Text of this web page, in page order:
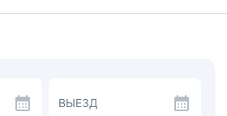
в том числе
парк. Можно посетить музей
ВЫЕЗД